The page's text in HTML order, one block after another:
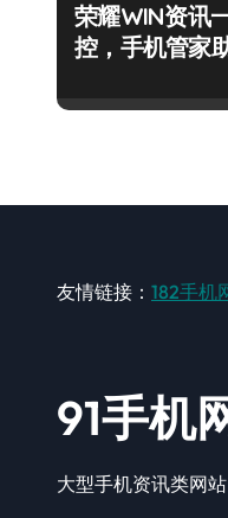
荣耀WIN资讯
控，手机管家
友情链接： 182手机
91手机
大型手机资讯类网